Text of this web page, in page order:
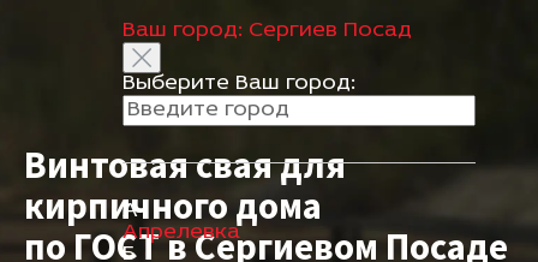
Ваш город: Сергиев Посад
Выберите Ваш город:
А
Апрелевка
Б
Винтовая свая для
кирпичного дома
по ГОСТ в Сергиевом Посаде